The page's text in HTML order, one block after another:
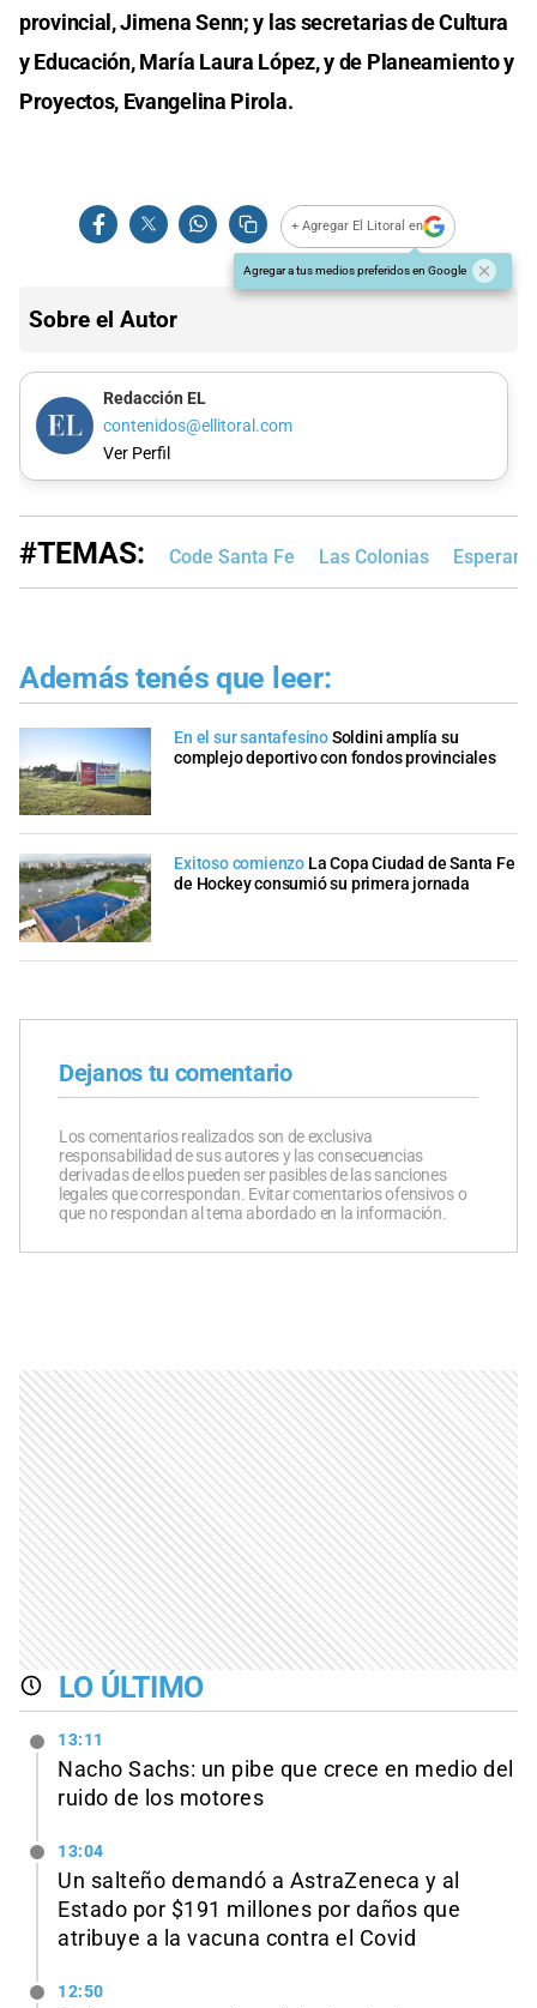
provincial, Jimena Senn; y las secretarias de Cultura
y Educación, María Laura López, y de Planeamiento y
Proyectos, Evangelina Pirola.
+ Agregar El Litoral en
Agregar a tus medios preferidos en Google
Sobre el Autor
Redacción EL
contenidos@ellitoral.com
Ver Perfil
#TEMAS: Code Santa Fe Las Colonias
Además tenés que leer:
En el sur santafesinoSoldini amplía su
complejo deportivo con fondos provinciales
Exitoso comienzo La Copa Ciudad de Santa Fe
de Hockey consumió su primera jornada
Dejanos tu comentario
Los comentarios realizados son de exclusiva
responsabilidad de sus autores y las consecuencias
derivadas de ellos pueden ser pasibles de las sanciones
legales que correspondan. Evitar comentarios ofensivos o
que no respondan al tema abordado en la información.
LO ÚLTIMO
13:11
Nacho Sachs: un pibe que crece en medio del
ruido de los motores
13:04
Un salteño demandó a AstraZeneca y al
Estado por $191 millones por daños que
atribuye a la vacuna contra el Covid
12:50